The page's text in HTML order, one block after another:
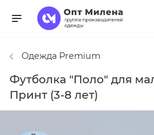
Одежда Premium
Футболка "Поло" для
Принт (3-8 лет)